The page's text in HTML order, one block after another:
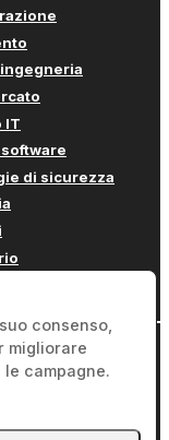
IT
di sicurezza
consenso,
migliorare
campagne.